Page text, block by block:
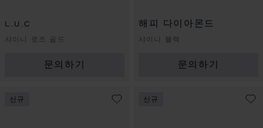
L.U.C
샤이니 로즈 골드
문의하기
해피 다이아몬드
샤이니 블랙
문의하기
신규 신규